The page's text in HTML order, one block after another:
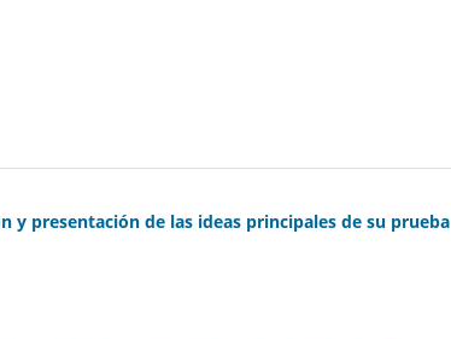
y presentación de las ideas principales de su prueba